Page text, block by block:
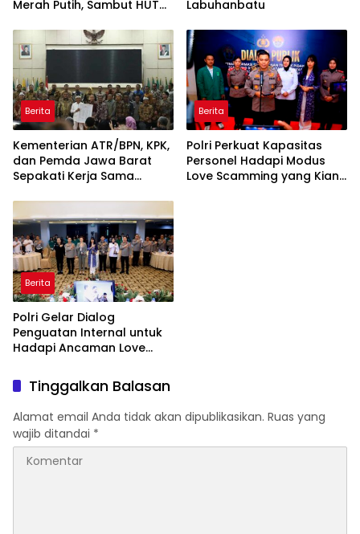
Merah Putih, Sambut HUT
Labuhanbatu
Berita
Kementerian ATR/BPN, KPK,
dan Pemda Jawa Barat
Sepakati Kerja Sama
Korupsi serta Penguatan
Ekonomi Daerah
Berita
Polri Perkuat Kapasitas
Personel Hadapi Modus
Love Scamming yang Kian
Berita
Polri Gelar Dialog
Penguatan Internal untuk
Hadapi Ancaman Love
Tinggalkan Balasan
Alamat email Anda tidak akan dipublikasikan. Ruas yang
wajib ditandai *